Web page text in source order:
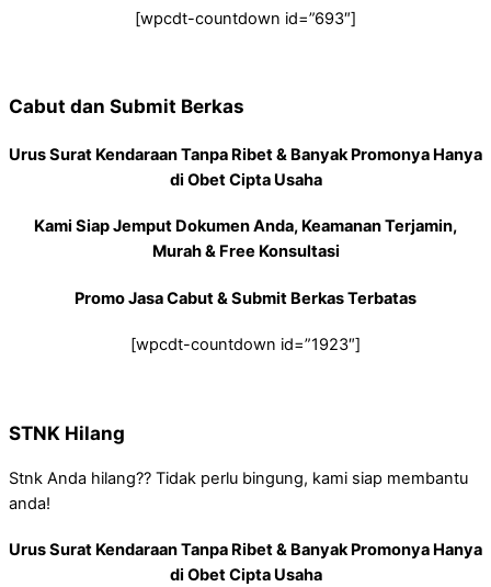
[wpcdt-countdown id=”693″]
Cabut dan Submit Berkas
Urus Surat Kendaraan Tanpa Ribet & Banyak Promonya Hanya
di Obet Cipta Usaha
Kami Siap Jemput Dokumen Anda, Keamanan Terjamin,
Murah & Free Konsultasi
Promo Jasa Cabut & Submit Berkas Terbatas
[wpcdt-countdown id=”1923″]
STNK Hilang
Stnk Anda hilang?? Tidak perlu bingung, kami siap membantu
anda!
Urus Surat Kendaraan Tanpa Ribet & Banyak Promonya Hanya
di Obet Cipta Usaha